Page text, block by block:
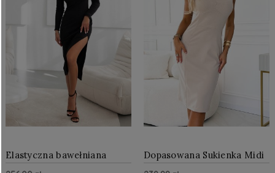
Elastyczna bawełniana
sukienka Czarna
Dopasowana Sukienka Midi
Beżowa NU318-6